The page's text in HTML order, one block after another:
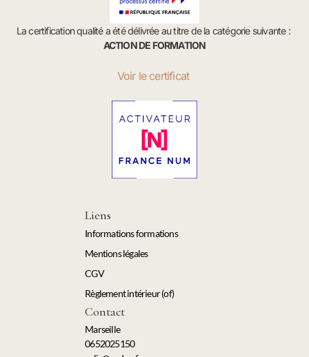
La certification qualité a été délivrée au titre de la catégorie suivante :
ACTION DE FORMATION
Voir le certificat
Liens
Informations formations
Mentions légales
CGV
Règlement intérieur (of)
Contact
Marseille
0652025150